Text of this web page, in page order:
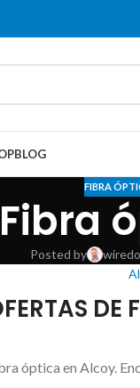
BLOG
FIBRA
Posted by
óptica en Alcoy.